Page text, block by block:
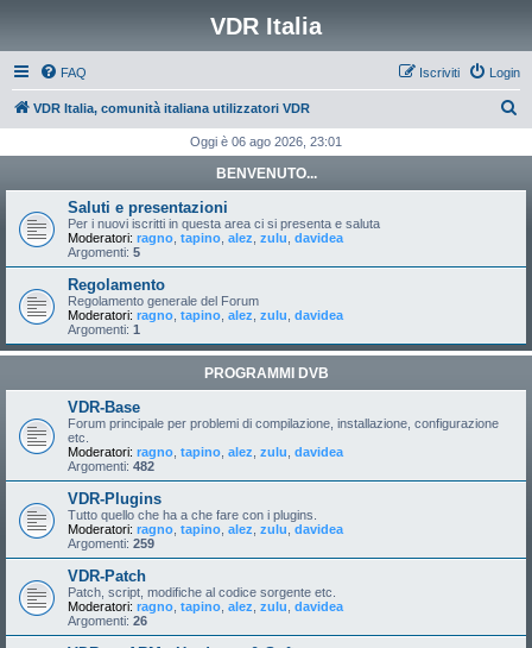
VDR Italia
FAQ Login
Iscriviti
VDR Italia, comunità italiana utilizzatori VDR
c
Oggi è 06 ago 2026, 23:01
BENVENUTO...
Saluti e presentazioni
Per i nuovi iscritti in questa area ci si presenta e saluta
Moderatori: ragno tapino alez zulu davidea
Argomenti: 5
Regolamento
Regolamento generale del Forum
Moderatori: ragno tapino alez zulu davidea
Argomenti: 1
PROGRAMMI DVB
VDR-Base
Forum principale per problemi di compilazione, installazione, configurazione
etc.
Moderatori: ragno tapino alez zulu davidea
Argomenti: 482
VDR-Plugins
Tutto quello che ha a che fare con i plugins.
Moderatori: ragno tapino alez zulu davidea
Argomenti: 259
VDR-Patch
Patch, script, modifiche al codice sorgente etc.
Moderatori: ragno tapino alez zulu davidea
Argomenti: 26